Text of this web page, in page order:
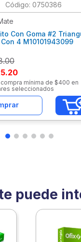
: 0750386
Con Goma #2
4 M10101943099
mínima de $400 en
seleccionados
puede